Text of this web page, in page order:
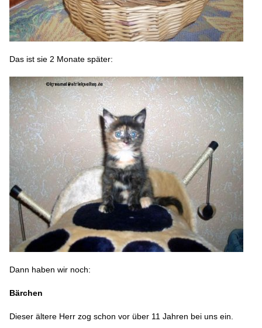
Das ist sie 2 Monate später:
Dann haben wir noch:
Bärchen
Dieser ältere Herr zog schon vor über 11 Jahren bei uns ein.